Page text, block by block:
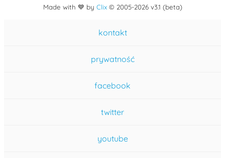
Made with 💙 by Clix© 2005-2026 v3.1 (beta)
kontakt
prywatność
facebook
twitter
youtube